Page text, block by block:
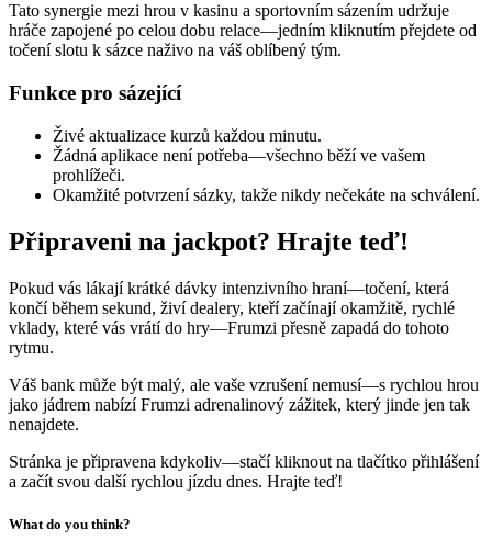
Tato synergie mezi hrou v kasinu a sportovním sázením udržuje
hráče zapojené po celou dobu relace—jedním kliknutím přejdete od
točení slotu k sázce naživo na váš oblíbený tým.
Funkce pro sázející
Živé aktualizace kurzů každou minutu.
Žádná aplikace není potřeba—všechno běží ve vašem
prohlížeči.
Okamžité potvrzení sázky, takže nikdy nečekáte na schválení.
Připraveni na jackpot? Hrajte teď!
Pokud vás lákají krátké dávky intenzivního hraní—točení, která
končí během sekund, živí dealery, kteří začínají okamžitě, rychlé
vklady, které vás vrátí do hry—Frumzi přesně zapadá do tohoto
rytmu.
Váš bank může být malý, ale vaše vzrušení nemusí—s rychlou hrou
jako jádrem nabízí Frumzi adrenalinový zážitek, který jinde jen tak
nenajdete.
Stránka je připravena kdykoliv—stačí kliknout na tlačítko přihlášení
a začít svou další rychlou jízdu dnes. Hrajte teď!
What do you think?